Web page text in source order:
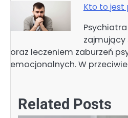
Kto to jest
oraz leczeniem zaburzeń
emocjonalnych. W
Related Posts